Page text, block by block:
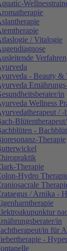
/ Vitalogie
Verfahren
- Beauty &
in
Wellness
/ -
-
Therapie
Therapie
Hydro
/ Arnika -
in
in für
-